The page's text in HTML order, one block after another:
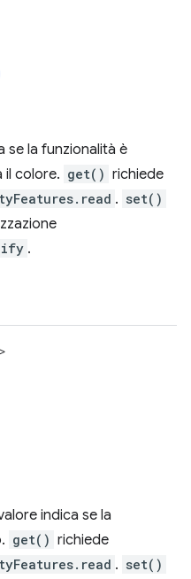
se la funzionalità è
il colore. get() richiede
. set()
.
indica se la
get() richiede
. set()